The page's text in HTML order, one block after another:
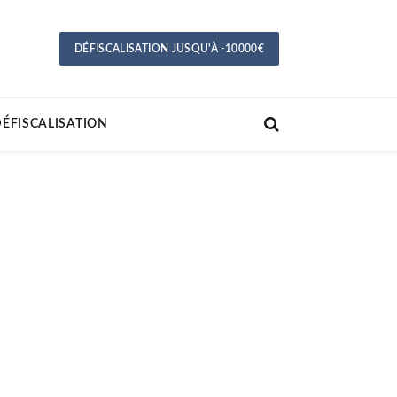
DÉFISCALISATION JUSQU'À -10000€